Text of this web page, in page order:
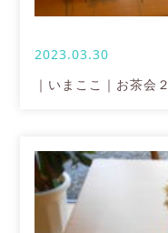
2023.03.30
｜いまここ｜お茶会２